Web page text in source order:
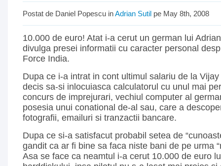
Postat de Daniel Popescu inAdrian Sutil pe May 8th, 2008
10.000 de euro! Atat i-a cerut un german lui
divulga presei informatii cu caracter personal
Force India.
Dupa ce i-a intrat in cont ultimul salariu de la
decis sa-si inlocuiasca calculatorul cu unul mai
concurs de imprejurari, vechiul computer al
posesia unui conational de-al sau, care a
fotografii, emailuri si tranzactii bancare.
Dupa ce si-a satisfacut probabil setea de
gandit ca ar fi bine sa faca niste bani de pe urma
Asa se face ca neamtul i-a cerut 10.000 de euro